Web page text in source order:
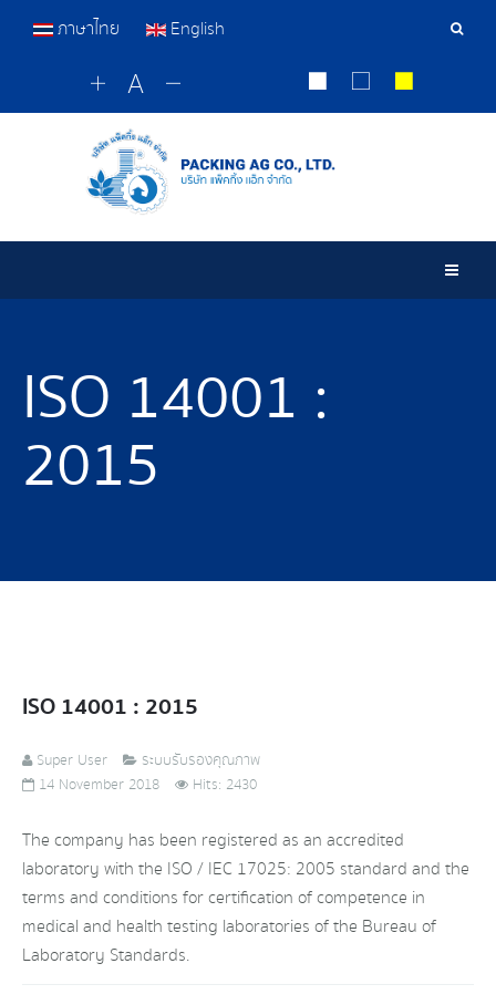
ภาษาไทย English
ISO 14001 :
2015
ISO 14001 : 2015
Super User
ระบบรับรองคุณภาพ
14 November 2018
Hits: 2430
The company has been registered as an accredited
laboratory with the ISO / IEC 17025: 2005 standard and the
terms and conditions for certification of competence in
medical and health testing laboratories of the Bureau of
Laboratory Standards.